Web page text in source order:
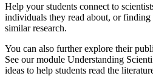
Help your students connect to
individuals they read about, or
similar research.
You can also further explore their
See our module Understanding
ideas to help students read the